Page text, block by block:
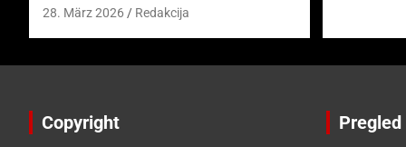
28. März 2026 Redakcija
Copyright Pregled